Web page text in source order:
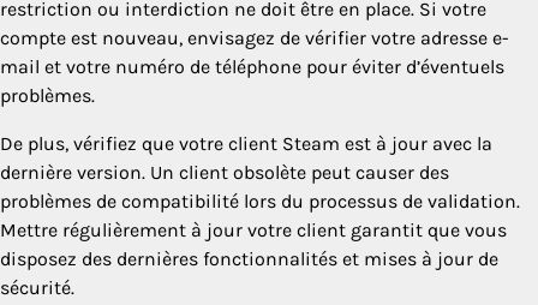
restriction ou interdiction ne doit être en place. Si votre
compte est nouveau, envisagez de vérifier votre adresse e-
mail et votre numéro de téléphone pour éviter d’éventuels
problèmes.
De plus, vérifiez que votre client Steam est à jour avec la
dernière version. Un client obsolète peut causer des
problèmes de compatibilité lors du processus de validation.
Mettre régulièrement à jour votre client garantit que vous
disposez des dernières fonctionnalités et mises à jour de
sécurité.